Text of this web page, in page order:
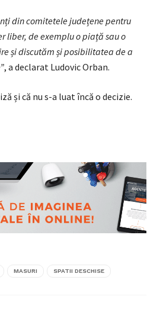
din comitetele județene pentru
liber, de exemplu o piață sau o
și discutăm și posibilitatea de a
, a declarat Ludovic Orban.
și că nu s-a luat încă o decizie.
MASURI SPATII DESCHISE